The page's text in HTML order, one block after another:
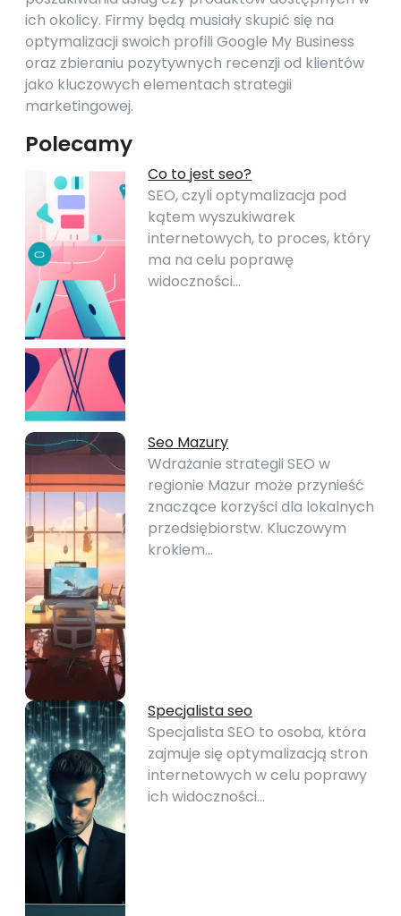
ich okolicy. Firmy będą musiały skupić się na
optymalizacji swoich profili Google My Business
oraz zbieraniu pozytywnych recenzji od klientów
jako kluczowych elementach strategii
marketingowej.
Polecamy
Co to jest seo?
SEO, czyli optymalizacja pod
kątem wyszukiwarek
internetowych, to proces, który
ma na celu poprawę
widoczności…
Seo Mazury
Wdrażanie strategii SEO w
regionie Mazur może przynieść
znaczące korzyści dla lokalnych
przedsiębiorstw. Kluczowym
krokiem…
Specjalista seo
Specjalista SEO to osoba, która
zajmuje się optymalizacją stron
internetowych w celu poprawy
ich widoczności…